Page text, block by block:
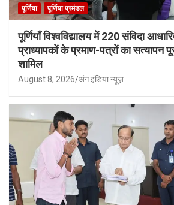
पूर्णिया पूर्णिया प्रमंडल
पूर्णियाँ विश्वविद्यालय में 220 संविदा
प्राध्यापकों के प्रमाण-पत्रों का सत्यापन
शामिल
August 8, 2026 अंग इंडिया न्यूज़